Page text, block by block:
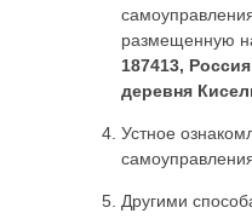
размещенную
187413,
деревня
Устное
Другими